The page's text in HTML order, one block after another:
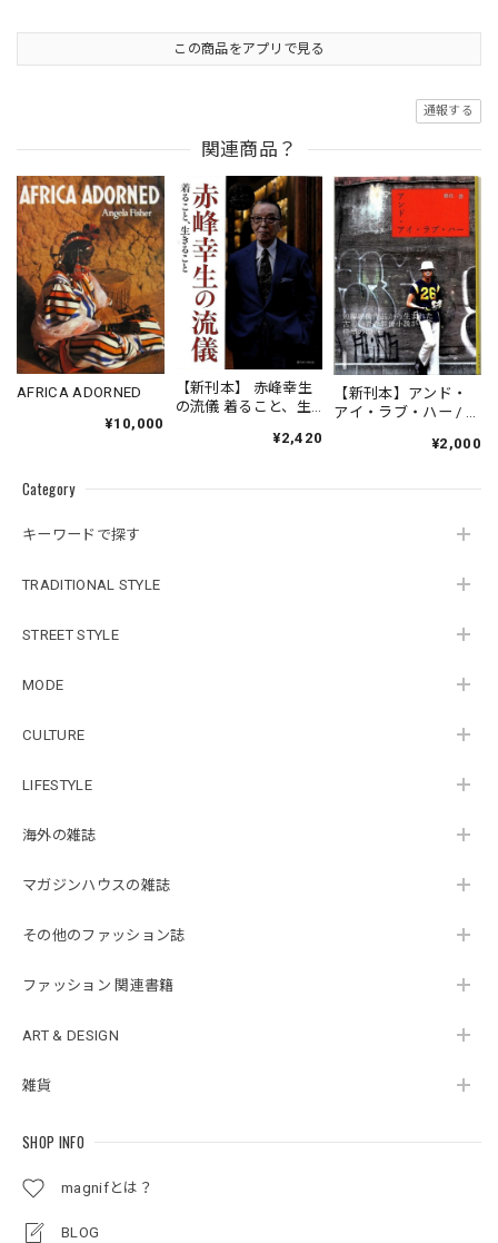
Category
キーワードで探す
TRADITIONAL STYLE
STREET STYLE
MODE
CULTURE
LIFESTYLE
海外の雑誌
マガジンハウスの雑誌
その他のファッション誌
ファッション 関連書籍
ART & DESIGN
雑貨
SHOP INFO
magnifとは？
BLOG
この商品をアプリで見る
通報する
関連商品？
AFRICA ADORNED
¥10,000
【新刊本】 赤峰幸生
の流儀 着ること、生
¥2,420
【新刊本】アンド・
アイ・ラブ・ハー / 鶴
¥2,000